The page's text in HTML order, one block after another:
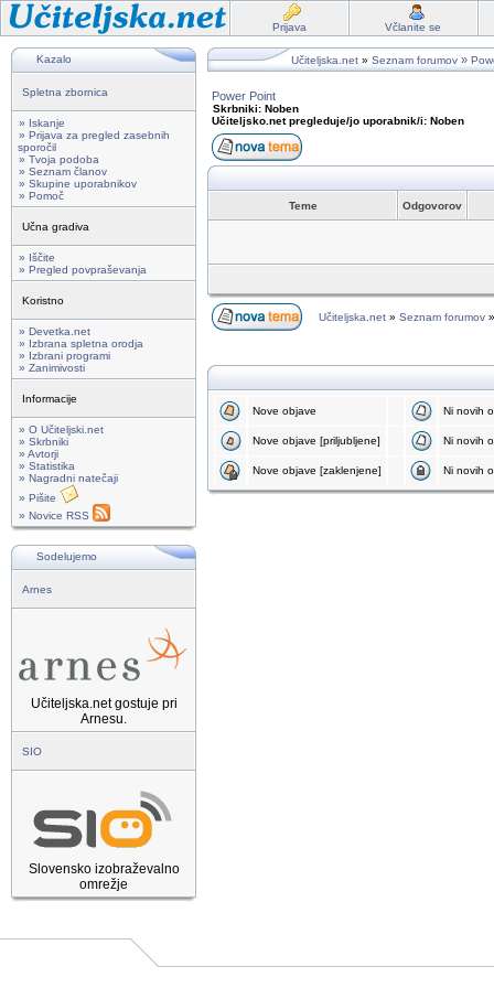
Prijava Včlanite se
Kazalo
Spletna zbornica
» Iskanje
» Prijava za pregled zasebnih
sporočil
» Tvoja podoba
» Seznam članov
» Skupine uporabnikov
» Pomoč
Učna gradiva
» Iščite
» Pregled povpraševanja
Koristno
» Devetka.net
» Izbrana spletna orodja
» Izbrani programi
» Zanimivosti
Informacije
» O Učiteljski.net
» Skrbniki
» Avtorji
» Statistika
» Nagradni natečaji
» Pišite
» Novice RSS
Sodelujemo
Arnes
Učiteljska.net gostuje pri
Arnesu.
SIO
Slovensko izobraževalno
omrežje
Učiteljska.net » Seznam forumov »
Power Point
Skrbniki: Noben
Učiteljsko.net pregleduje/jo uporabnik/i: Noben
Teme Odgovorov
Učiteljska.net » Seznam forumov
Nove objave Ni novih
Nove objave [priljubljene] Ni novih
Nove objave [zaklenjene] Ni novih